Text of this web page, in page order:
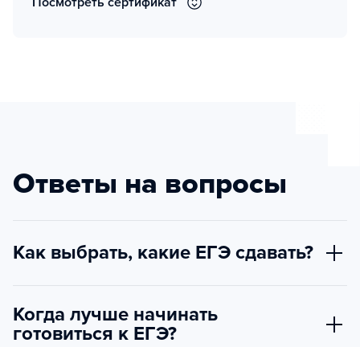
Ответы на вопросы
Как выбрать, какие ЕГЭ сдавать?
Когда лучше начинать
готовиться к ЕГЭ?